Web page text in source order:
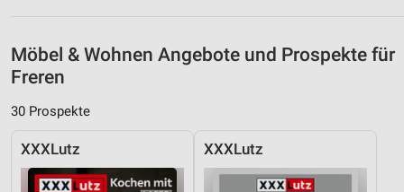
Möbel & Wohnen Angebote und Prospekte für
Freren
30 Prospekte
XXXLutz XXXLutz